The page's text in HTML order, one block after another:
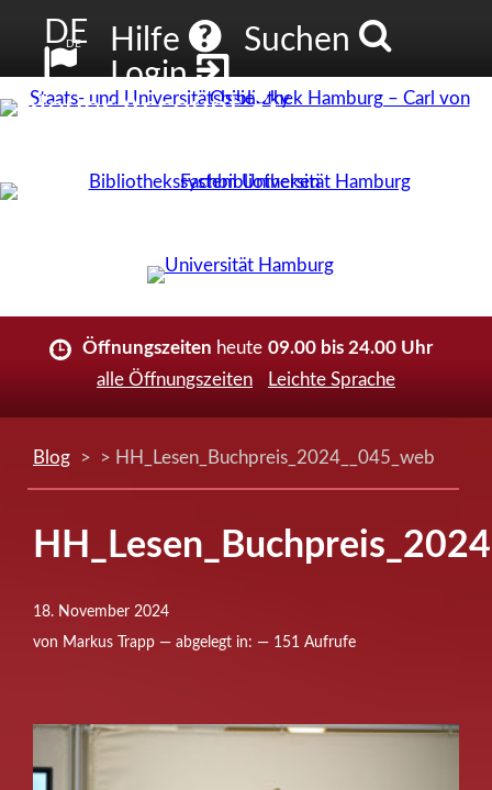
DE
DE Hilfe
Suchen
Login
Neuer Account
Öffnungszeiten heute 09.00 bis 24.00 Uhr
alle Öffnungszeiten
Leichte Sprache
Blog > > HH_Lesen_Buchpreis_2024__045_web
18. November 2024
von Markus Trapp — abgelegt in: — 151 Aufrufe